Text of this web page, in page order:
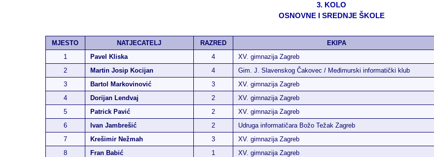
3. KOLO
OSNOVNE I SREDNJE ŠKOLE
MJESTO NATJECATELJ RAZRED EKIPA
1
Pavel Kliska 4 XV. gimnazija Zagreb
2
Martin Josip Kocijan 4 Gim. J. Slavenskog Čakovec / Međimurski informatički klub
3
Bartol Markovinović 3 XV. gimnazija Zagreb
4
Dorijan Lendvaj 2 XV. gimnazija Zagreb
5
Patrick Pavić 2 XV. gimnazija Zagreb
6
Ivan Jambrešić 2 Udruga informatičara Božo Težak Zagreb
7
Krešimir Nežmah 3 XV. gimnazija Zagreb
8
Fran Babić 1 XV. gimnazija Zagreb